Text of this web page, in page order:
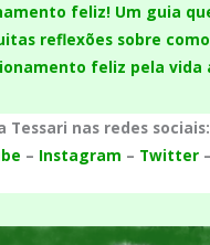
feliz! Um guia
reflexões sobre
feliz pela vida
Tessari nas redes sociais:
– Instagram – Twitter–